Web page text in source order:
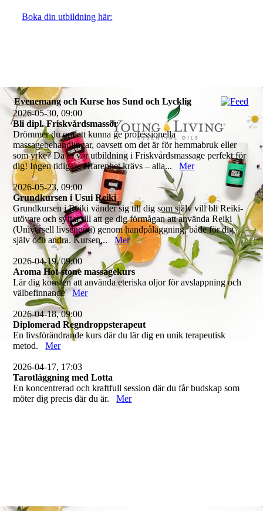
Boka din utbildning här:
Evenemang och Kurse hos Sund och Lycklig
2026-05-30, 09:00
Bli dipl. Friskvårdsmassör
Drömmer du om att kunna ge professionella
massagebehandlingar, oavsett om det är för hemmabruk eller
som yrke? Då är vår utbildning i Friskvårdsmassage perfekt för
dig! Ingen tidigare erfarenhet krävs – alla...Mer
2026-05-23, 09:00
Grundkursen i Usui Reiki
Grundkursen i Reiki vänder sig till dig som själv vill bli Reiki-
utövare och syftar till att ge dig förmågan att använda Reiki
(Universell livsenergi) genom handpåläggning, både för dig
själv och andra. Kursen...Mer
2026-04-19, 09:00
Aroma Hot-stone massagekurs
Lär dig konsten att använda eteriska oljor för avslappning och
välbefinnandeMer
2026-04-18, 09:00
Diplomerad Regndroppsterapeut
En livsförändrande kurs där du lär dig en unik terapeutisk
metod.Mer
2026-04-17, 17:03
Tarotläggning med Lotta
En koncentrerad och kraftfull session där du får budskap som
möter dig precis där du är.Mer